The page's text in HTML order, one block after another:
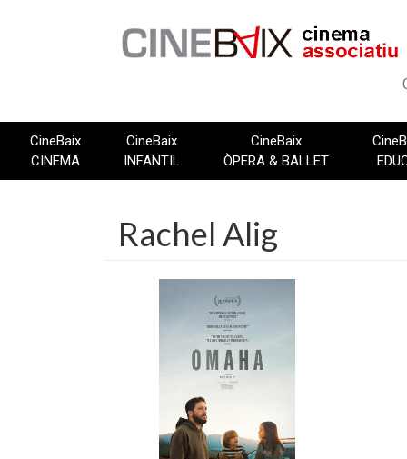
CineBaix
CINEMA
CineBaix
INFANTIL
CineBaix
ÒPERA & BALLET
Rachel Alig